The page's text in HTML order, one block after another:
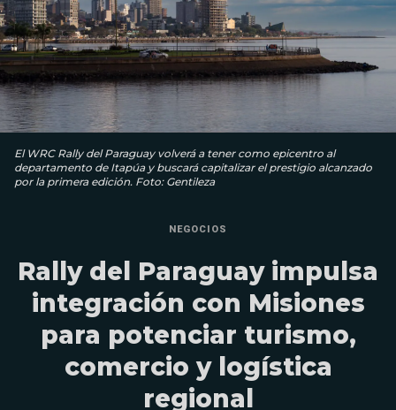
El WRC Rally del Paraguay volverá a tener como epicentro al
departamento de Itapúa y buscará capitalizar el prestigio alcanzado
por la primera edición. Foto: Gentileza
NEGOCIOS
Rally del Paraguay impulsa
integración con Misiones
para potenciar turismo,
comercio y logística
regional